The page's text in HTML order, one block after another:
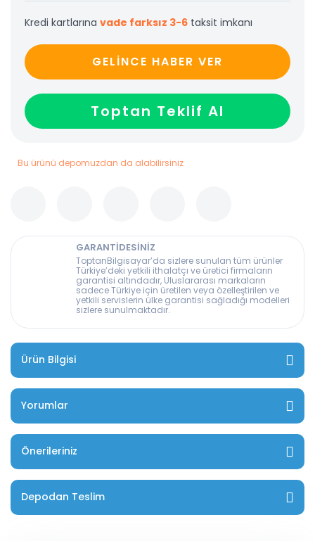
Kredi kartlarına vade farksız 3-6 taksit imkanı
GELİNCE HABER VER
Toptan Teklif Al
Bu ürünü depomuzdan da alabilirsiniz
GARANTİDESİNİZ
ToptanBilgisayar’da sizlere sunulan tüm ürünler
Türkiye’deki yetkili ithalatçı ve üretici firmaların
garantisi altındadır, Uluslararası markaların
sadece Türkiye için üretilen veya özelleştirilen ve
yetkili servislerin ülke garantisi sağladığı modelleri
sizlere sunulmaktadır.
Ürün Bilgisi
Yorumlar
Önerileriniz
Depodan Teslim